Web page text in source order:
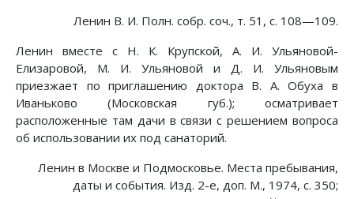
Ленин В. И. Полн. собр. соч., т. 51, с. 108—109.
Ленин вместе с Н. К. Крупской, А. И. Ульяновой-
Елизаровой, М. И. Ульяновой и Д. И. Ульяновым
приезжает по приглашению доктора В. А. Обуха в
Иваньково (Московская губ.); осматривает
расположенные там дачи в связи с решением вопроса
об использовании их под санаторий.
Ленин в Москве и Подмосковье. Места пребывания,
даты и события. Изд. 2-е, доп. М., 1974, с. 350;